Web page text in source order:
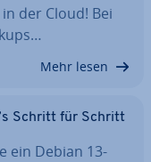
der Cloud! Bei
Mehr lesen
Schritt für Schritt
ein Debian 13-